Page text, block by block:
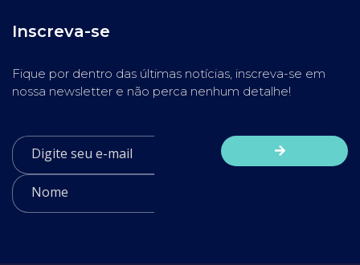
Inscreva-se
Fique por dentro das últimas notícias, inscreva-se em
nossa newsletter e não perca nenhum detalhe!